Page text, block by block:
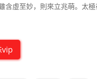
虛至妙，則來立兆萌。太極
vip